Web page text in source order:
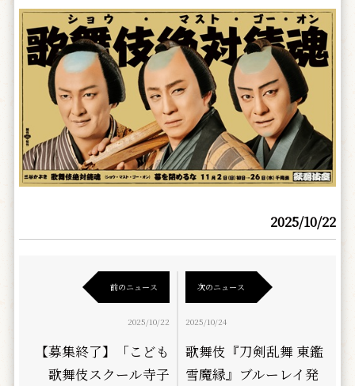
2025/10/22
前のニュース
2025/10/22
【募集終了】「こども
歌舞伎スクール寺子
次のニュース
2025/10/24
歌舞伎『刀剣乱舞 東鑑
雪魔縁』ブルーレイ発